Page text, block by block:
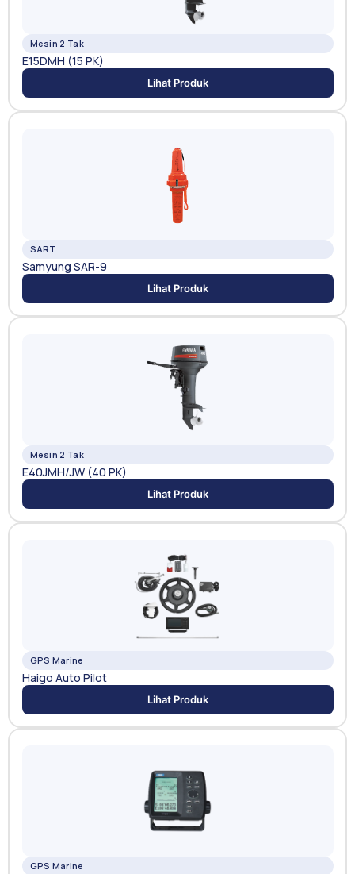
Mesin 2 Tak
E15DMH (15 PK)
Lihat Produk
SART
Samyung SAR-9
Lihat Produk
Mesin 2 Tak
E40JMH/JW (40 PK)
Lihat Produk
GPS Marine
Haigo Auto Pilot
Lihat Produk
GPS Marine